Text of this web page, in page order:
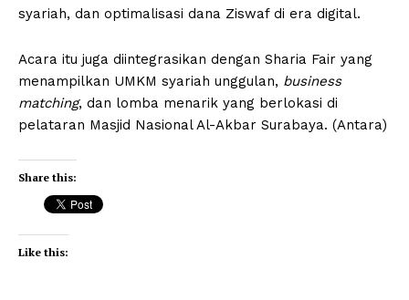
syariah, dan optimalisasi dana Ziswaf di era digital.
Acara itu juga diintegrasikan dengan Sharia Fair yang
menampilkan UMKM syariah unggulan, business
matching, dan lomba menarik yang berlokasi di
pelataran Masjid Nasional Al-Akbar Surabaya. (Antara)
Share this:
Like this: